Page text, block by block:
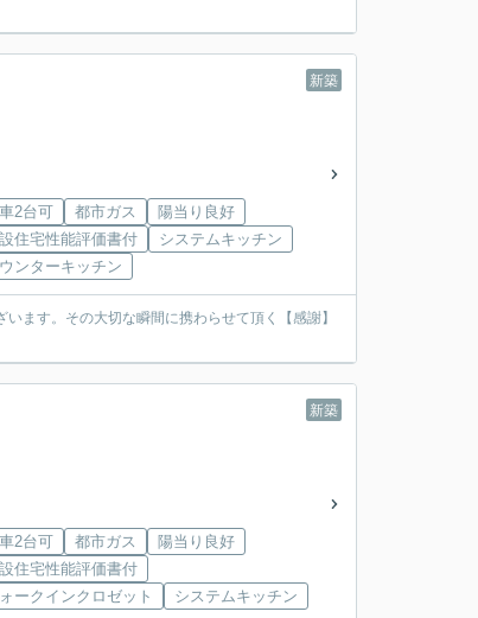
新築
2台可 都市ガス
陽当り良好
住宅性能評価書付
システムキッチン
ンターキッチン
ます。その大切な瞬間に携わらせて頂く【感謝】
新築
2台可 都市ガス
陽当り良好
住宅性能評価書付
ークインクロゼット
システムキッチン